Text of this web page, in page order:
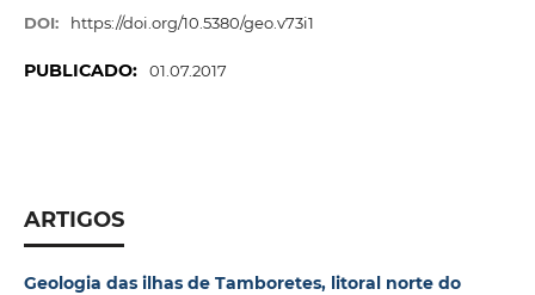
DOI: https://doi.org/10.5380/geo.v73i1
PUBLICADO: 01.07.2017
ARTIGOS
Geologia das ilhas de Tamboretes, litoral norte do